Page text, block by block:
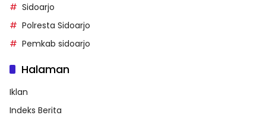
Sidoarjo
Polresta Sidoarjo
Pemkab sidoarjo
Halaman
Iklan
Indeks Berita